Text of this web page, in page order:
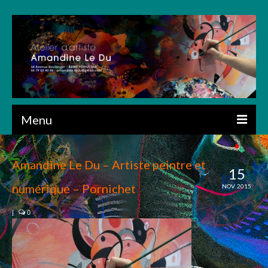
Menu
ACCUEIL
PRÉSENTATION
CRÉATIONS
ART NUMÉRIQUE
DESSIN
15
NOV. 2015
Amandine Le Du – Artiste peintre et
numérique – Pornichet
| 0